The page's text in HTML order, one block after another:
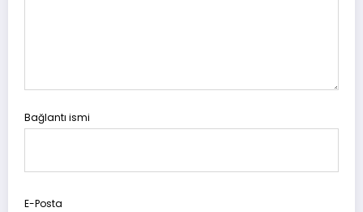
Bağlantı ismi
E-Posta